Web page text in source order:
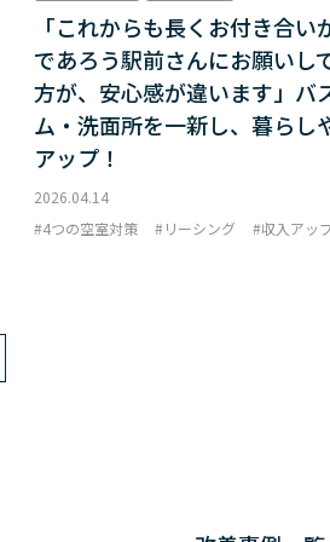
「これからも長くお付き合い
であろう駅前さんにお願いし
方が、安心感が違います」バ
ム・洗面所を一新し、暮らし
アップ！
2026.04.14
4つの空室対策
リーシング 収入アッ